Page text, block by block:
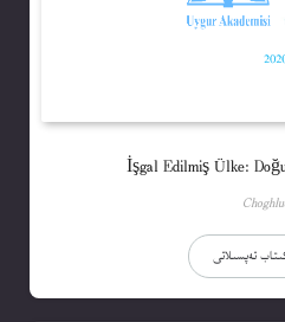
İşgal Edilmiş Ülke:
تەپسىلاتى